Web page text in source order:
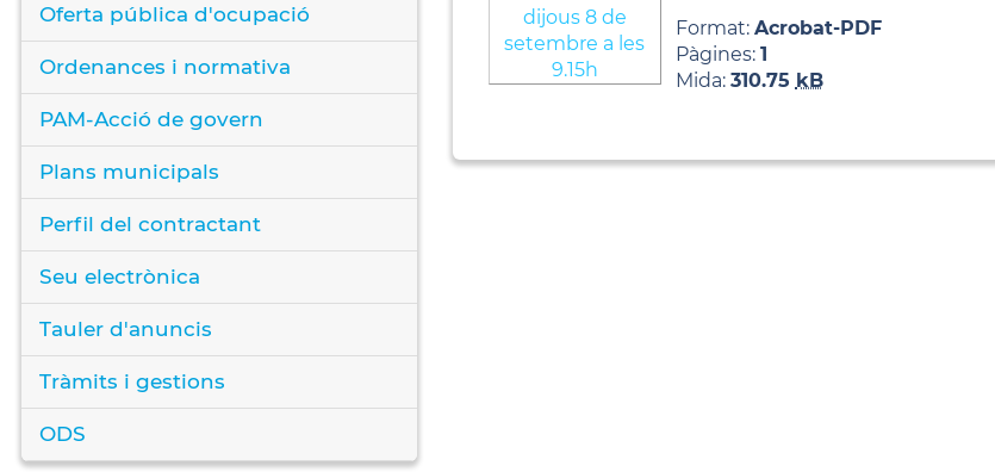
Oferta pública d'ocupació
Ordenances i normativa
PAM-Acció de govern
Plans municipals
Perfil del contractant
Seu electrònica
Tauler d'anuncis
Tràmits i gestions
ODS
Format: Acrobat-PDF
Pàgines: 1
Mida: 310.75 kB